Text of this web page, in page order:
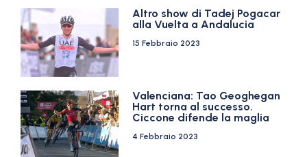
Altro show di Tadej Pogacar
alla Vuelta a Andalucia
15 Febbraio 2023
Valenciana: Tao Geoghegan
Hart torna al successo.
Ciccone difende la maglia
4 Febbraio 2023